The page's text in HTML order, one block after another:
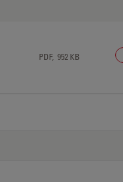
PDF, 952 KB